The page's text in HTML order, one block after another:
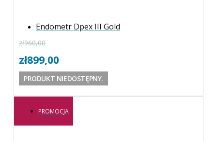
Endometr Dpex III Gold
zł960,00
zł899,00
PRODUKT NIEDOSTĘPNY.
PROMOCJA